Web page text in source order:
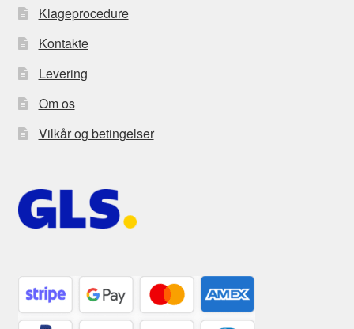
Klageprocedure
Kontakte
Levering
Om os
Vilkår og betingelser